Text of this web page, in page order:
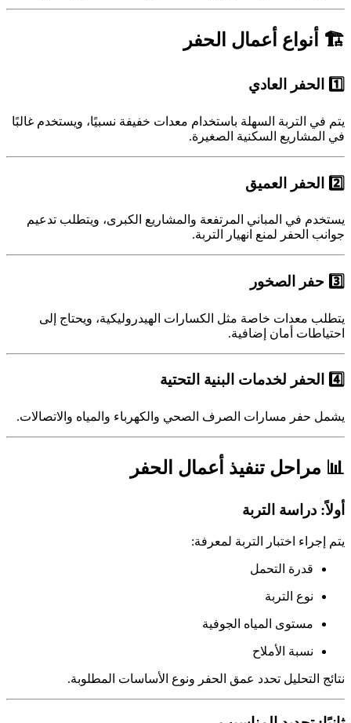
🏗 أنواع أعمال الحفر
1️⃣ الحفر العادي
يتم في التربة السهلة باستخدام معدات خفيفة نسبيًا، ويستخدم غالبًا
في المشاريع السكنية الصغيرة.
2️⃣ الحفر العميق
يستخدم في المباني المرتفعة والمشاريع الكبرى، ويتطلب تدعيم
جوانب الحفر لمنع انهيار التربة.
3️⃣ حفر الصخور
يتطلب معدات خاصة مثل الكسارات الهيدروليكية، ويحتاج إلى
احتياطات أمان إضافية.
4️⃣ الحفر لخدمات البنية التحتية
يشمل حفر مسارات الصرف الصحي والكهرباء والمياه والاتصالات.
📊 مراحل تنفيذ أعمال الحفر
أولاً: دراسة التربة
يتم إجراء اختبار التربة لمعرفة:
قدرة التحمل
نوع التربة
مستوى المياه الجوفية
نسبة الأملاح
نتائج التحليل تحدد عمق الحفر ونوع الأساسات المطلوبة.